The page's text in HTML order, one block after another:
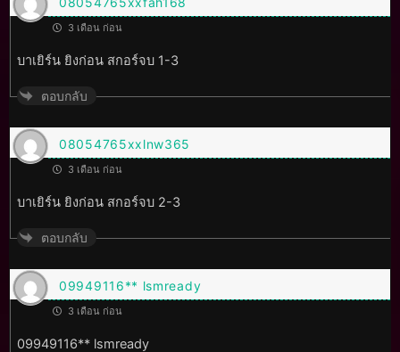
3 เดือน ก่อน
บาเยิร์น ยิงก่อน สกอร์จบ 1-3
ตอบกลับ
08054765xxlnw365
3 เดือน ก่อน
บาเยิร์น ยิงก่อน สกอร์จบ 2-3
ตอบกลับ
09949116** lsmready
3 เดือน ก่อน
09949116** lsmready